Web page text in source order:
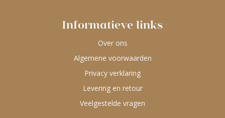
Informatieve links
Over ons
Algemene voorwaarden
Privacy verklaring
Levering en retour
Veelgestelde vragen